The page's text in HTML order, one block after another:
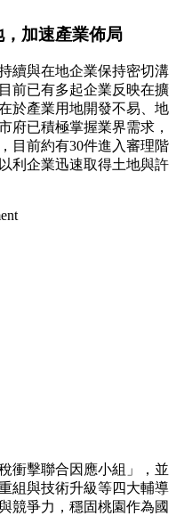
加速產業佈局
續與在地企業保持密切溝
前已有多起企業反映在擴
於產業用地開發不易、地
府已積極掌握業界需求，
目前約有30件進入審理階
利企業迅速取得土地與許
衝擊聯合因應小組」，並
組與技術升級等四大輔導
競爭力，穩固桃園作為國